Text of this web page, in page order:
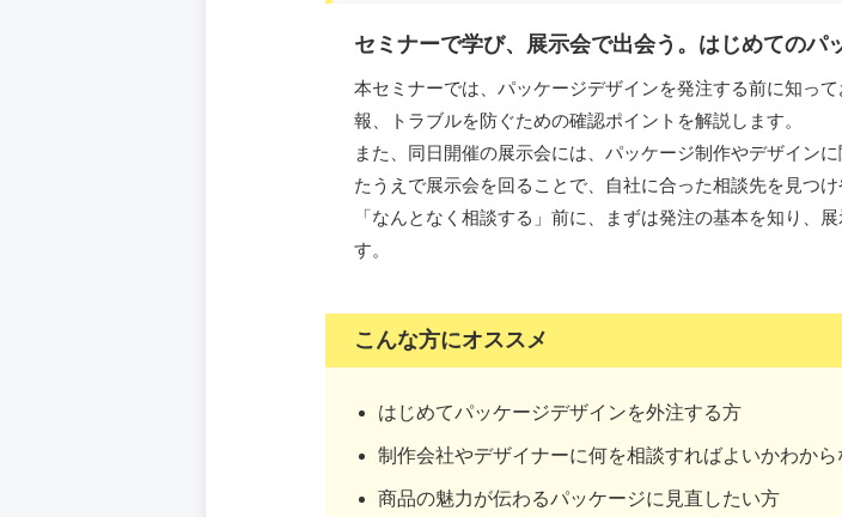
セミナーで学び、展示会で出会う。はじめてのパ
本セミナーでは、パッケージデザインを発注する前に知っ
報、トラブルを防ぐための確認ポイントを解説します。
また、同日開催の展示会には、パッケージ制作やデザイン
たうえで展示会を回ることで、自社に合った相談先を見つけ
「なんとなく相談する」前に、まずは発注の基本を知り、
す。
こんな方にオススメ
はじめてパッケージデザインを外注する方
制作会社やデザイナーに何を相談すればよいかわから
商品の魅力が伝わるパッケージに見直したい方